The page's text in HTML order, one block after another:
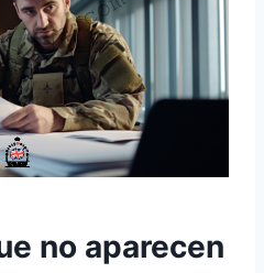
no aparecen